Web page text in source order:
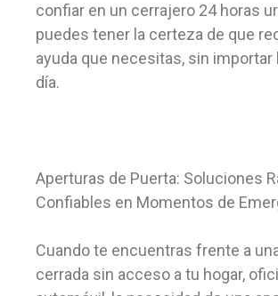
confiar en un cerrajero 24 horas
puedes tener la certeza de que
ayuda que necesitas, sin importar
día.
Aperturas de Puerta: Soluciones
Confiables en Momentos de
Cuando te encuentras frente a
cerrada sin acceso a tu hogar,